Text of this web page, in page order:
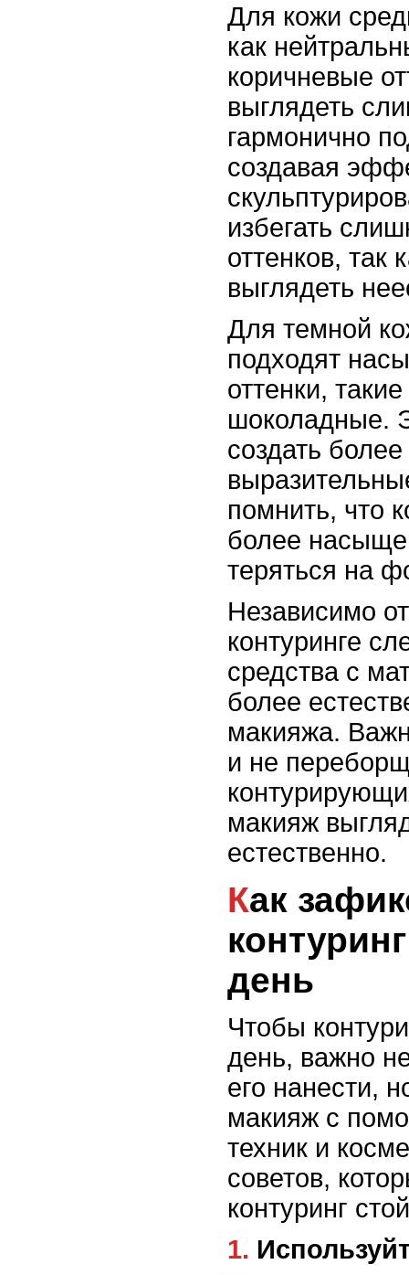
Для кожи
как
коричневые
выглядеть
гармонично
создавая
избегать
оттенков, так
выглядеть
Для темной
подходят
оттенки,
шоколадные.
создать
помнить, что
более
теряться на
Независимо
контуринге
средства с
более
макияжа.
и не
макияж
естественно.
Как зафиксировать
день
Чтобы
день, важно
его нанести,
макияж с
техник и
советов,
контуринг
1.